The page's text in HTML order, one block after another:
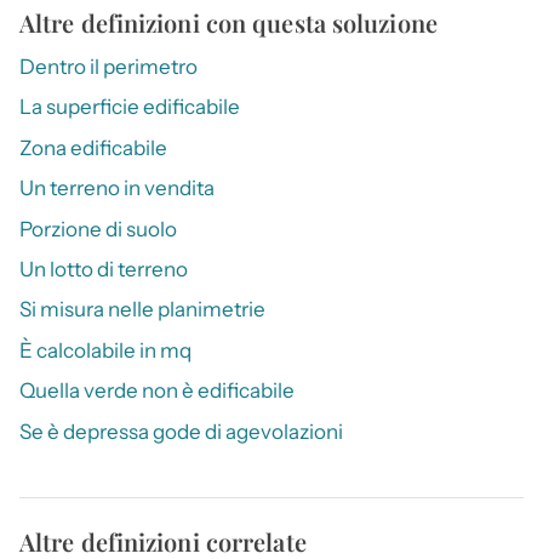
Altre definizioni con questa soluzione
Dentro il perimetro
La superficie edificabile
Zona edificabile
Un terreno in vendita
Porzione di suolo
Un lotto di terreno
Si misura nelle planimetrie
È calcolabile in mq
Quella verde non è edificabile
Se è depressa gode di agevolazioni
Altre definizioni correlate